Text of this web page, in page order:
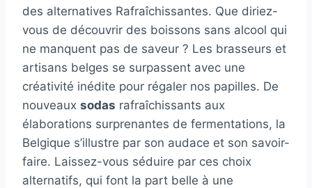
des alternatives Rafraîchissantes. Que diriez-
vous de découvrir des boissons sans alcool qui
ne manquent pas de saveur ? Les brasseurs et
artisans belges se surpassent avec une
créativité inédite pour régaler nos papilles. De
nouveaux sodas rafraîchissants aux
élaborations surprenantes de fermentations, la
Belgique s’illustre par son audace et son savoir-
faire. Laissez-vous séduire par ces choix
alternatifs, qui font la part belle à une